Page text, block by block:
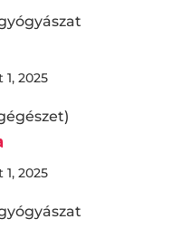
1, 2025
1, 2025